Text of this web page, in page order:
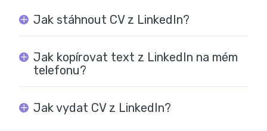
Jak stáhnout CV z LinkedIn?
Jak kopírovat text z LinkedIn na mém
telefonu?
Jak vydat CV z LinkedIn?